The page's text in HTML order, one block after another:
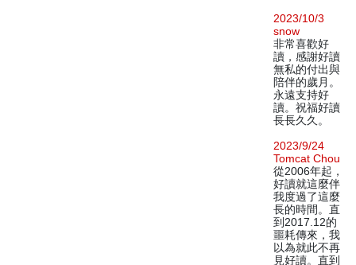
2023/10/3
snow
非常喜歡好
讀，感謝好讀
無私的付出與
陪伴的歲月。
永遠支持好
讀。祝福好讀
長長久久。
2023/9/24
Tomcat Chou
從2006年起，
好讀就這麼伴
我度過了這麼
長的時間。直
到2017.12的
噩耗傳來，我
以為就此不再
見好讀。直到